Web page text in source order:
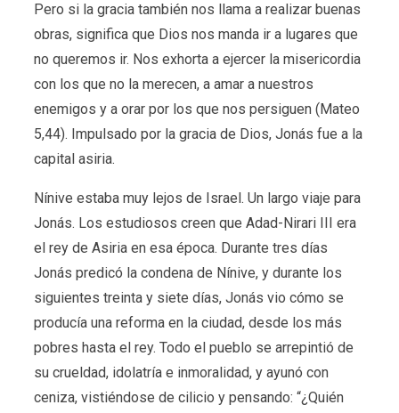
Pero si la gracia también nos llama a realizar buenas
obras, significa que Dios nos manda ir a lugares que
no queremos ir. Nos exhorta a ejercer la misericordia
con los que no la merecen, a amar a nuestros
enemigos y a orar por los que nos persiguen (Mateo
5,44). Impulsado por la gracia de Dios, Jonás fue a la
capital asiria.
Nínive estaba muy lejos de Israel. Un largo viaje para
Jonás. Los estudiosos creen que Adad-Nirari III era
el rey de Asiria en esa época. Durante tres días
Jonás predicó la condena de Nínive, y durante los
siguientes treinta y siete días, Jonás vio cómo se
producía una reforma en la ciudad, desde los más
pobres hasta el rey. Todo el pueblo se arrepintió de
su crueldad, idolatría e inmoralidad, y ayunó con
ceniza, vistiéndose de cilicio y pensando: “¿Quién